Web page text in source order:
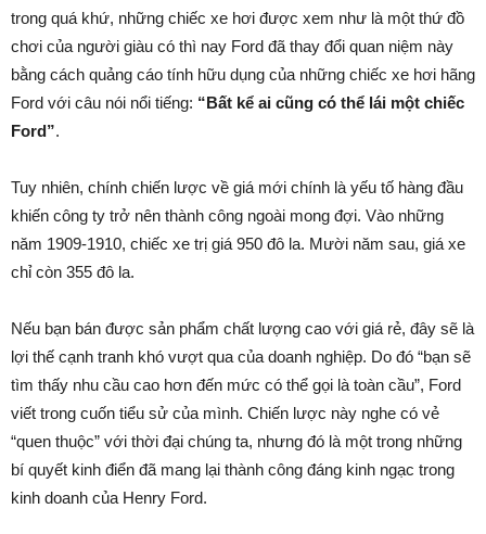
trong quá khứ, những chiếc xe hơi được xem như là một thứ đồ
chơi của người giàu có thì nay Ford đã thay đổi quan niệm này
bằng cách quảng cáo tính hữu dụng của những chiếc xe hơi hãng
Ford với câu nói nổi tiếng: “Bất kể ai cũng có thể lái một chiếc
Ford”.
Tuy nhiên, chính chiến lược về giá mới chính là yếu tố hàng đầu
khiến công ty trở nên thành công ngoài mong đợi. Vào những
năm 1909-1910, chiếc xe trị giá 950 đô la. Mười năm sau, giá xe
chỉ còn 355 đô la.
Nếu bạn bán được sản phẩm chất lượng cao với giá rẻ, đây sẽ là
lợi thế cạnh tranh khó vượt qua của doanh nghiệp. Do đó “bạn sẽ
tìm thấy nhu cầu cao hơn đến mức có thể gọi là toàn cầu”, Ford
viết trong cuốn tiểu sử của mình. Chiến lược này nghe có vẻ
“quen thuộc” với thời đại chúng ta, nhưng đó là một trong những
bí quyết kinh điển đã mang lại thành công đáng kinh ngạc trong
kinh doanh của Henry Ford.